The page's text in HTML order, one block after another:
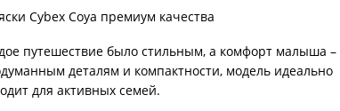
путешествие было стильным, а комфорт малыша –
деталям и компактности, модель идеально
для активных семей.